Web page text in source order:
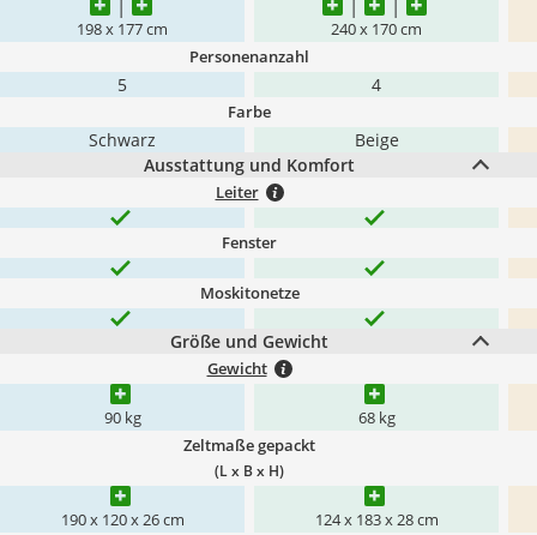
198 x 177 cm 240 x 170 cm
Personenanzahl
5 4
Farbe
Schwarz
Beige
Ausstattung und Komfort
Leiter
Fenster
Moskitonetze
Größe und Gewicht
Gewicht
90 kg 68 kg
Zeltmaße gepackt
(L x B x H)
190 x 120 x 26 cm 124 x 183 x 28 cm